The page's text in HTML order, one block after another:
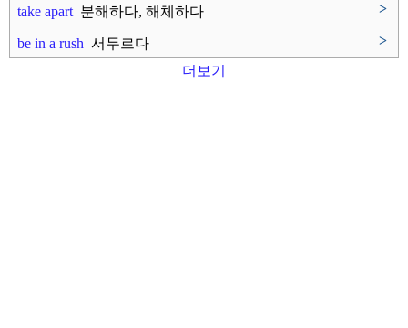
take apart 분해하다, 해체하다 >
be in a rush 서두르다
>
더보기